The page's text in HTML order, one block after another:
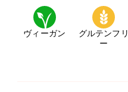
つ）
ヴィーガン
グルテンフリ
ー